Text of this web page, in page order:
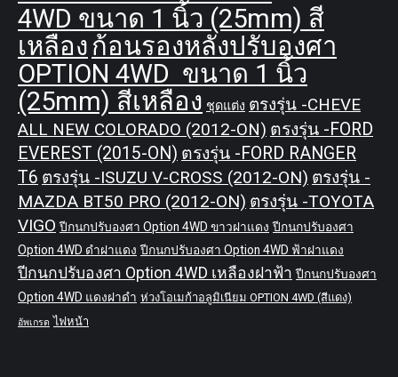
4WD ขนาด 1 นิ้ว (25mm) สี
เหลือง ก้อนรองหลังปรับองศา
OPTION 4WD ขนาด 1 นิ้ว
(25mm) สีเหลือง ชุดแต่ง ตรงรุ่น -CHEVE
ALL NEW COLORADO (2012-ON) ตรงรุ่น -FORD
EVEREST (2015-ON) ตรงรุ่น -FORD RANGER
T6 ตรงรุ่น -ISUZU V-CROSS (2012-ON) ตรงรุ่น -
MAZDA BT50 PRO (2012-ON) ตรงรุ่น -TOYOTA
VIGO ปีกนกปรับองศา Option 4WD ขาวฝาแดง ปีกนกปรับองศา
Option 4WD ดำฝาแดง ปีกนกปรับองศา Option 4WD ฟ้าฝาแดง
ปีกนกปรับองศา Option 4WD เหลืองฝาฟ้า ปีกนกปรับองศา
Option 4WD แดงฝาดำ ห่วงโอเมก้าอลูมิเนียม OPTION 4WD (สีแดง)
อัพเกรด ไฟหน้า